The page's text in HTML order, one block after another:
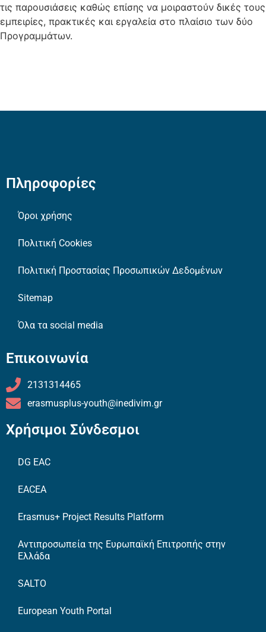
τις παρουσιάσεις καθώς επίσης να μοιραστούν δικές τους
εμπειρίες, πρακτικές και εργαλεία στο πλαίσιο των δύο
Προγραμμάτων.
Πληροφορίες
Όροι χρήσης
Πολιτική Cookies
Πολιτική Προστασίας Προσωπικών Δεδομένων
Sitemap
Όλα τα social media
Επικοινωνία
2131314465
erasmusplus-youth@inedivim.gr
Χρήσιμοι Σύνδεσμοι
DG EAC
EACEA
Erasmus+ Project Results Platform
Αντιπροσωπεία της Ευρωπαϊκή Επιτροπής στην
Ελλάδα
SALTO
European Youth Portal